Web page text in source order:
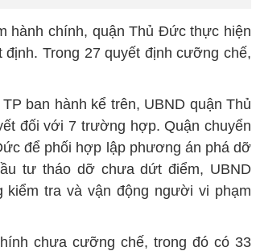
hành chính, quận Thủ Đức thực hiện
Trong 27 quyết định cưỡng chế,
ban hành kể trên, UBND quận Thủ
đối với 7 trường hợp. Quận chuyển
để phối hợp lập phương án phá dỡ
tư tháo dỡ chưa dứt điểm, UBND
tra và vận động người vi phạm
chưa cưỡng chế, trong đó có 33